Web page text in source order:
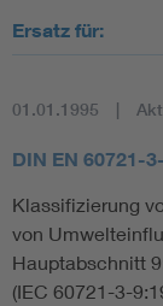
Ersatz für:
01.01.1995
DIN EN 60721-
Klassifizierung
von
Hauptabschnitt
(IEC 60721-3-